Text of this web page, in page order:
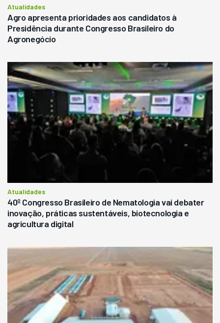
Atualidades
Agro apresenta prioridades aos candidatos à
Presidência durante Congresso Brasileiro do
Agronegócio
Atualidades
40º Congresso Brasileiro de Nematologia vai debater
inovação, práticas sustentáveis, biotecnologia e
agricultura digital